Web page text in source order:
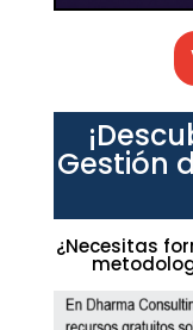
Gestión
¿Necesitas